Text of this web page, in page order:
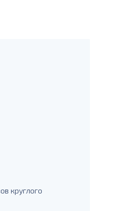
круглого